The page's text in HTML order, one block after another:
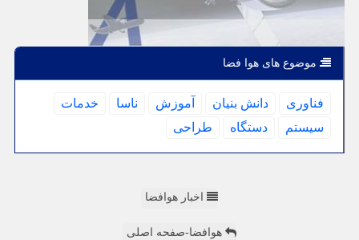
موضوع های هوا فضا
فناوری دانش بنیان آموزش ناسا
خدمات
سیستم
دستگاه طراحی
اخبار هوافضا
هوافضا-صفحه اصلی